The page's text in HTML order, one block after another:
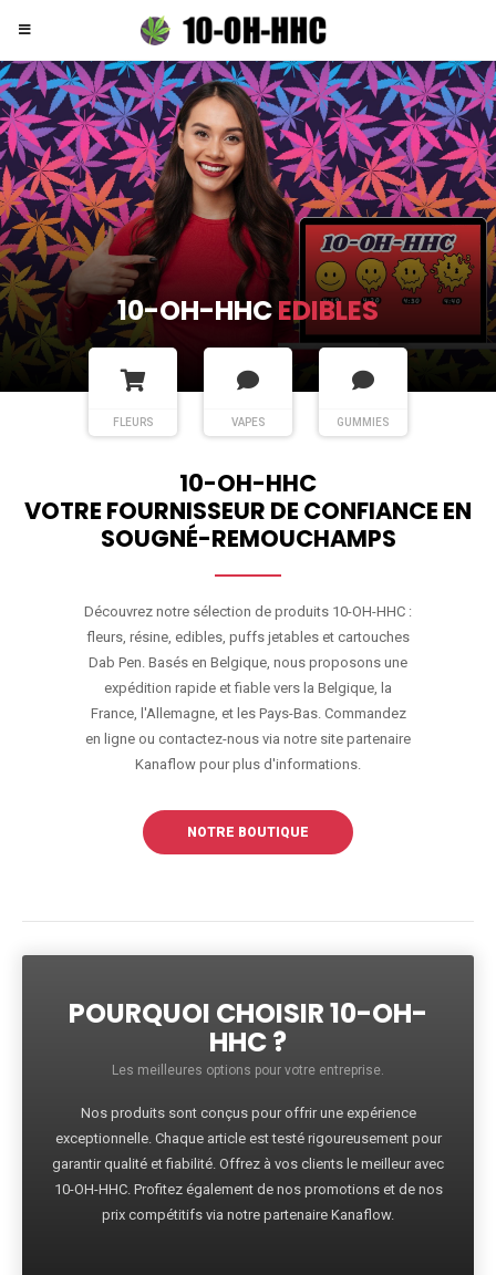
10-OH-HHCFLEURS
FLEURS VAPES GUMMIES
10-OH-HHC
VOTRE FOURNISSEUR DE CONFIANCE EN
SOUGNÉ-REMOUCHAMPS
Découvrez notre sélection de produits 10-OH-HHC :
fleurs, résine, edibles, puffs jetables et cartouches
Dab Pen. Basés en Belgique, nous proposons une
expédition rapide et fiable vers la Belgique, la
France, l'Allemagne, et les Pays-Bas. Commandez
en ligne ou contactez-nous via notre site partenaire
Kanaflow pour plus d'informations.
NOTRE BOUTIQUE
POURQUOI CHOISIR 10-OH-
HHC ?
Les meilleures options pour votre entreprise.
Nos produits sont conçus pour offrir une expérience
exceptionnelle. Chaque article est testé rigoureusement pour
garantir qualité et fiabilité. Offrez à vos clients le meilleur avec
10-OH-HHC. Profitez également de nos promotions et de nos
prix compétitifs via notre partenaire Kanaflow.